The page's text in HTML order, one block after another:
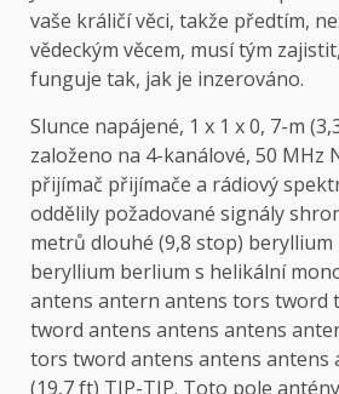
vaše králičí věci, takže předtím,
vědeckým věcem, musí tým
funguje tak, jak je inzerováno.
Slunce napájené, 1 x 1 x 0, 7-m
založeno na 4-kanálové, 50 MHz
přijímač přijímače a rádiový
oddělily požadované signály
metrů dlouhé (9,8 stop)
beryllium berlium s helikální
antens antern antens tors tword
tword antens antens antens
tors tword antens antens antens
(19,7 ft) TIP-TIP. Toto pole